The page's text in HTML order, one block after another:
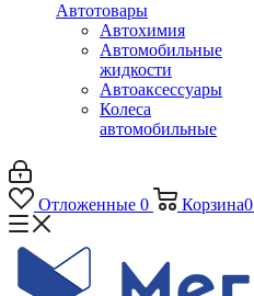
Автотовары
Автохимия
Автомобильные
жидкости
Автоаксессуары
Колеса
автомобильные
Отложенные 0 Корзина0